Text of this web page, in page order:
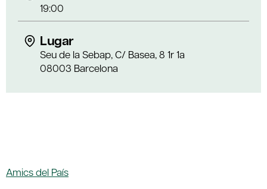
19:00
Lugar
Seu de la Sebap, C/ Basea, 8 1r 1a
08003 Barcelona
Amics del País